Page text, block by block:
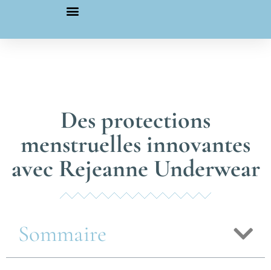
Des protections
menstruelles innovantes
avec Rejeanne Underwear
Sommaire